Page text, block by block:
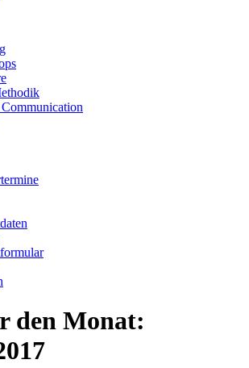
den Monat: